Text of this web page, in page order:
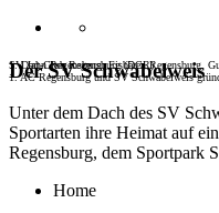
SV Jahn Regensburg, Eisbären Regensburg,
1. AC Regensburg und SV Schwabelweis
1. Dart-Club Regensburg (DCR)
Der SV Schwabelweis
Unter dem Dach des SV
Sportarten ihre Heimat auf
Regensburg, dem Sportpark
Home